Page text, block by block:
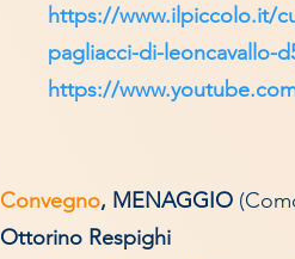
https://www.ilpiccolo.it/
pagliacci-di-leoncavallo-
https://
Convegno, MENAGGIO
Ottorino Respighi